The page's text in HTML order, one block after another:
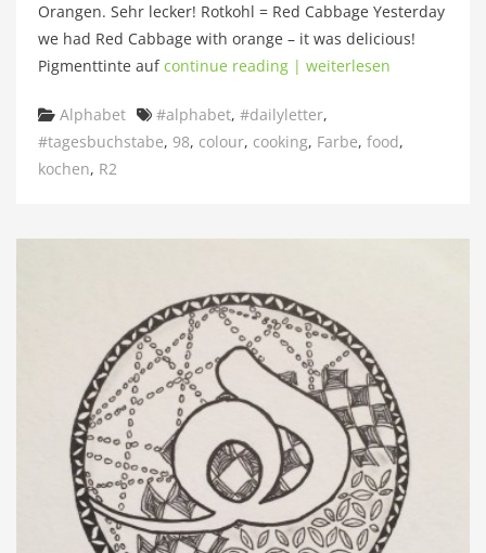
Orangen. Sehr lecker! Rotkohl = Red Cabbage Yesterday
we had Red Cabbage with orange – it was delicious!
Pigmenttinte aufcontinue reading | weiterlesen
Categories
Alphabet Tags
#alphabet, #dailyletter,
#tagesbuchstabe, 98, colour, cooking, Farbe, food,
kochen, R2